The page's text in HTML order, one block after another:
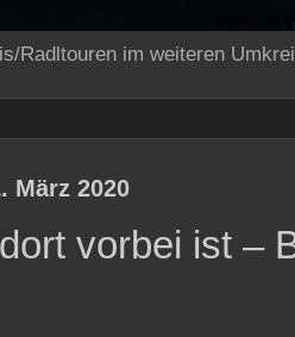
Radltouren im weiteren
März 2020
vorbei ist –